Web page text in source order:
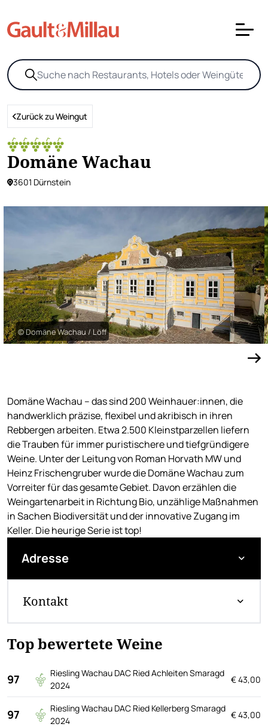
Zurück zu Weingut
Domäne Wachau
3601 Dürnstein
© Domäne Wachau / Löff
Domäne Wachau – das sind 200 Weinhauer:innen, die
handwerklich präzise, flexibel und akribisch in ihren
Rebbergen arbeiten. Etwa 2.500 Kleinstparzellen liefern
die Trauben für immer puristischere und tiefgründigere
Weine. Unter der Leitung von Roman Horvath MW und
Heinz Frischengruber wurde die Domäne Wachau zum
Vorreiter für das gesamte Gebiet. Davon erzählen die
Weingartenarbeit in Richtung Bio, unzählige Maßnahmen
in Sachen Biodiversität und der innovative Zugang im
Keller. Die heurige Serie ist top!
Adresse
Kontakt
Top bewertete Weine
97
Riesling Wachau DAC Ried Achleiten Smaragd
2024
€ 43,00
97
Riesling Wachau DAC Ried Kellerberg Smaragd
2024
€ 43,00